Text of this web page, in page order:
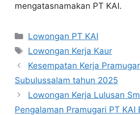
mengatasnamakan PT KAI.
Categories
Lowongan PT KAI
Tags
Lowongan Kerja Kaur
Kesempatan Kerja
Subulussalam tahun 2025
Lowongan Kerja Lulusan
Pengalaman Pramugari PT KAI